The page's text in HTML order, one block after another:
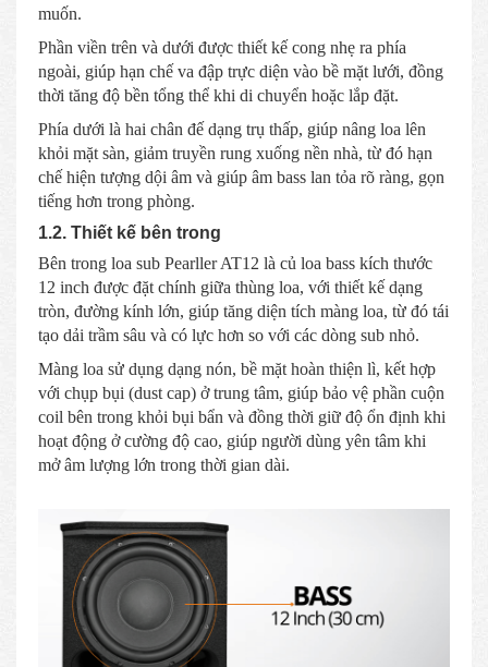
muốn.
Phần viền trên và dưới được thiết kế cong nhẹ ra phía
ngoài, giúp hạn chế va đập trực diện vào bề mặt lưới, đồng
thời tăng độ bền tổng thể khi di chuyển hoặc lắp đặt.
Phía dưới là hai chân đế dạng trụ thấp, giúp nâng loa lên
khỏi mặt sàn, giảm truyền rung xuống nền nhà, từ đó hạn
chế hiện tượng dội âm và giúp âm bass lan tỏa rõ ràng, gọn
tiếng hơn trong phòng.
1.2. Thiết kế bên trong
Bên trong loa sub Pearller AT12 là củ loa bass kích thước
12 inch được đặt chính giữa thùng loa, với thiết kế dạng
tròn, đường kính lớn, giúp tăng diện tích màng loa, từ đó tái
tạo dải trầm sâu và có lực hơn so với các dòng sub nhỏ.
Màng loa sử dụng dạng nón, bề mặt hoàn thiện lì, kết hợp
với chụp bụi (dust cap) ở trung tâm, giúp bảo vệ phần cuộn
coil bên trong khỏi bụi bẩn và đồng thời giữ độ ổn định khi
hoạt động ở cường độ cao, giúp người dùng yên tâm khi
mở âm lượng lớn trong thời gian dài.